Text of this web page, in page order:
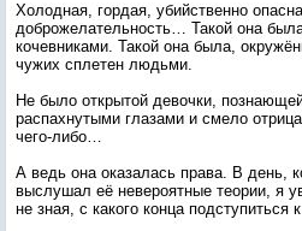
Холодная, гордая, убийственно
доброжелательность… Такой она
кочевниками. Такой она была,
чужих сплетен людьми.
Не было открытой девочки,
распахнутыми глазами и смело
чего-либо…
А ведь она оказалась права. В день,
выслушал её невероятные теории, я
не зная, с какого конца подступиться